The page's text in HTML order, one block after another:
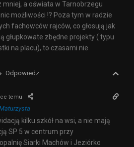
mniej, a oświata w Tarnobrzegu
możliwości !? Poza tym w radzie
fachowców rajców, co głosują jak
głupkowate zbędne projekty ( typu
na placu), to czasami nie
Odpowiedz
temu
kilku szkół na wsi, a nie mają
SP 5 w centrum przy
Siarki Machów i Jeziórko